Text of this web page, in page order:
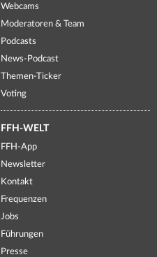
Webcams
Moderatoren & Team
Podcasts
News-Podcast
Themen-Ticker
Voting
FFH-WELT
FFH-App
Newsletter
Kontakt
Frequenzen
Jobs
Führungen
Presse